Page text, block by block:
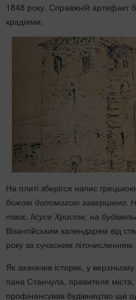
1848 року. Справжній артефакт
крадіями.
На плиті зберігся напис
божою допомогою завершено.
твоє, Іісусе Христе, на
Візантійським календарем від
року за сучасним літочисленням.
Як зазначив історик, у
пана Станчула, правителя
профінансував будівництво ще